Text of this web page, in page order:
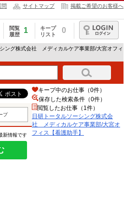
問 サイトマップ 掲載ご希望のお客様へ
閲覧
履歴
1
キープ
リスト
0
ログイン
ング株式会社 メディカルケア事業部/大宮オフィ
プ
新情報です
キープ中のお仕事（0件）
保存した検索条件（0件）
閲覧したお仕事（1件）
日研トータルソーシング株式会
社 メディカルケア事業部/大宮オ
フィス【看護助手】